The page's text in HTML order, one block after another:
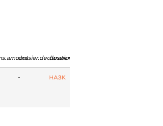
dossier.declarations.currency
dossier.declarations.source
- НАЗК